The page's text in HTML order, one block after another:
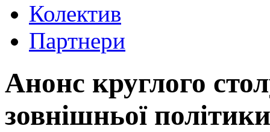
Колектив
Партнери
Анонс круглого
зовнішньої